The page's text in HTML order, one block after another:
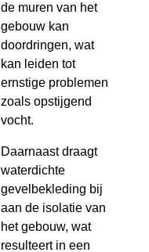
de muren van het
gebouw kan
doordringen, wat
kan leiden tot
ernstige problemen
zoals opstijgend
vocht.
Daarnaast draagt
waterdichte
gevelbekleding bij
aan de isolatie van
het gebouw, wat
resulteert in een